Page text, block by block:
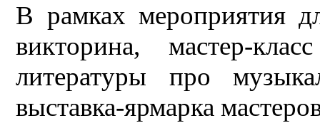
В рамках мероприятия
викторина, мастер-
литературы про
выставка-ярмарка